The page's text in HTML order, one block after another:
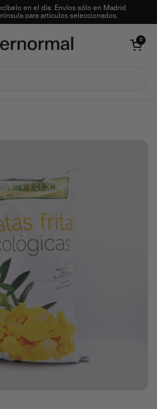
en el día. Envíos sólo en Madrid
para artículos seleccionados.
Abrir carrito
0